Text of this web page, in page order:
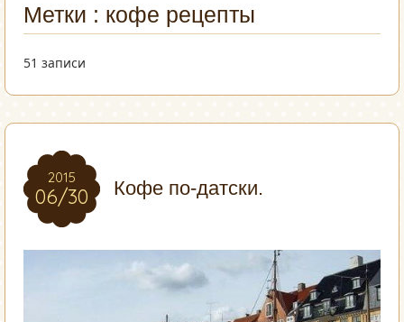
Метки : кофе рецепты
51 записи
2015
06/30
2015
06/30 Кофе по-датски.